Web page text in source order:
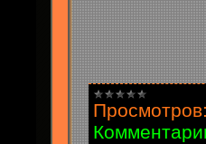
Просмотров: